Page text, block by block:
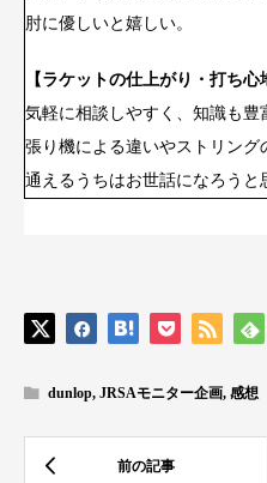
肘に優しいと嬉しい。
【ラケットの仕上がり・打ち
気軽に相談しやすく、知識も豊
張り機による違いやストリン
通えるうちはお世話になろうと
dunlop, JRSAモニター企画, 感想